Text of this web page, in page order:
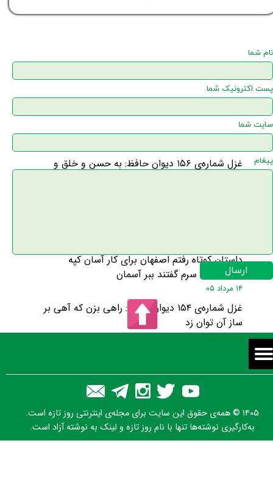
غزل شماره‌ی ۱۵۶ دیوان حافظ: به حسن و خلق و
داستان کوتاه رفتم اصفهان برای کار آسان کپه
گذاشتند به سرم گفتند ببر آسمان
۱۴ مرداد ۰۵
غزل شماره‌ی ۱۵۴ دیوان حافظ: راهی بزن که آهی بر
ساز آن توان زد
۱۴ مرداد ۰۵
نام شما
پست اکترونیک شما
سایت شما
پیغام
ارسال
۱۴۰۵ © همه‌ی حقوق این سایت برای مجله‌ی اینترنتی روز تازه است.
به‌کارگیری نوشته‌ها تنها با نام روز تازه و لینک به نوشته آزاد است.